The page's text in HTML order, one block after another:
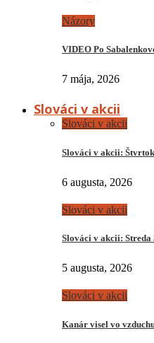
Názory
VIDEO Po
7 mája, 2026
Slováci v akcii
Slováci v akcii
Slováci v akcii:
6 augusta, 2026
Slováci v akcii
Slováci v akcii: Streda
5 augusta, 2026
Slováci v akcii
Kanár visel vo